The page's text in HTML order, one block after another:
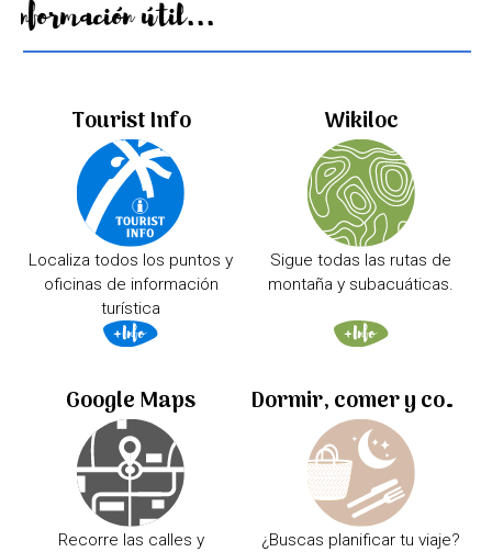
Información útil...
Tourist Info
Localiza todos los puntos y
oficinas de información
turística
Wikiloc
Sigue todas las rutas de
montaña y subacuáticas.
Google Maps
Recorre las calles y
Dormir, comer y comprar
¿Buscas planificar tu viaje?